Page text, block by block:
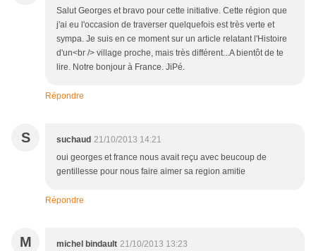
Salut Georges et bravo pour cette initiative. Cette région que
j'ai eu l'occasion de traverser quelquefois est très verte et
sympa. Je suis en ce moment sur un article relatant l'Histoire
d'un<br /> village proche, mais très différent...A bientôt de te
lire. Notre bonjour à France. JiPé.
Répondre
S suchaud 21/10/2013 14:21
oui georges et france nous avait reçu avec beucoup de
gentillesse pour nous faire aimer sa region amitie
Répondre
M michel bindault 21/10/2013 13:23